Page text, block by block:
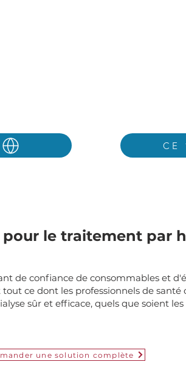
CE
le traitement par
de confiance de consommables et
ce dont les professionnels de santé
sûr et efficace, quels que soient
une solution complète